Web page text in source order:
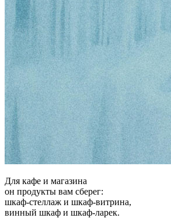
Для кафе и магазина
он продукты вам сберег:
шкаф-стеллаж и шкаф-витрина,
винный шкаф и шкаф-ларек.